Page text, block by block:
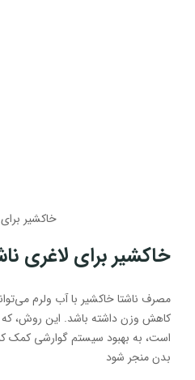
خاکشیر
خاکشیر برای لاغری
مصرف ناشتا خاکشیر با آب ولرم
کاهش وزن داشته باشد. این روش،
است، به بهبود سیستم گوارشی کمک
بدن منجر شود